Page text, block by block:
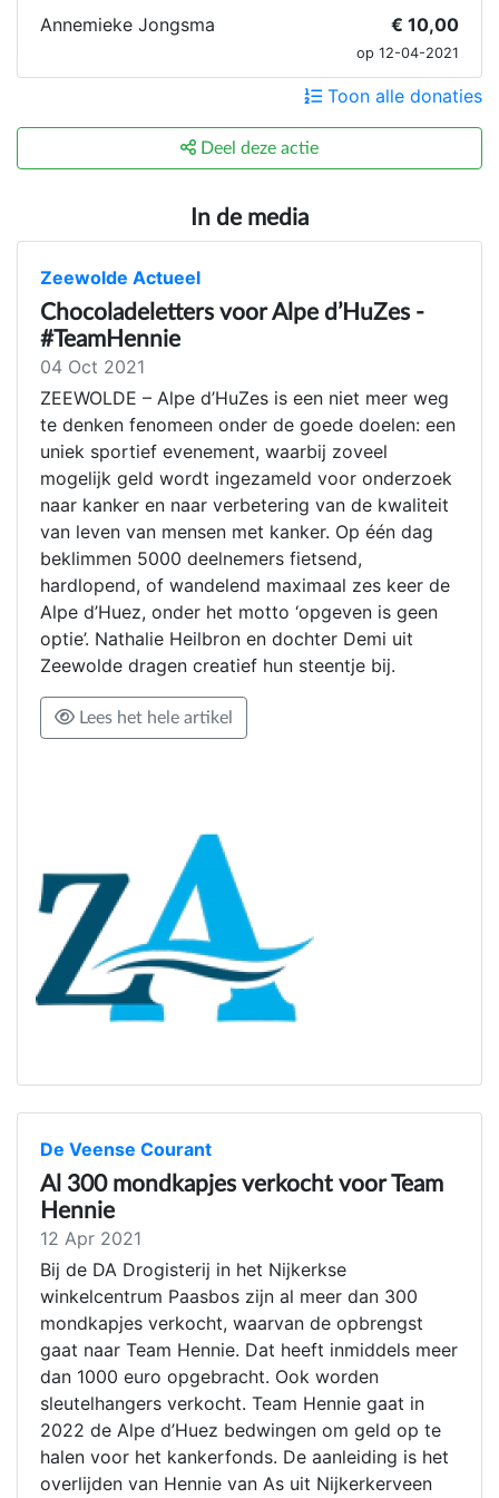
Annemieke Jongsma € 10,00
op 12-04-2021
Toon alle donaties
Deel deze actie
In de media
Zeewolde Actueel
Chocoladeletters voor Alpe d’HuZes -
#TeamHennie
04 Oct 2021
ZEEWOLDE – Alpe d’HuZes is een niet meer weg
te denken fenomeen onder de goede doelen: een
uniek sportief evenement, waarbij zoveel
mogelijk geld wordt ingezameld voor onderzoek
naar kanker en naar verbetering van de kwaliteit
van leven van mensen met kanker. Op één dag
beklimmen 5000 deelnemers fietsend,
hardlopend, of wandelend maximaal zes keer de
Alpe d’Huez, onder het motto ‘opgeven is geen
optie’. Nathalie Heilbron en dochter Demi uit
Zeewolde dragen creatief hun steentje bij.
Lees het hele artikel
De Veense Courant
Al 300 mondkapjes verkocht voor Team
Hennie
12 Apr 2021
Bij de DA Drogisterij in het Nijkerkse
winkelcentrum Paasbos zijn al meer dan 300
mondkapjes verkocht, waarvan de opbrengst
gaat naar Team Hennie. Dat heeft inmiddels meer
dan 1000 euro opgebracht. Ook worden
sleutelhangers verkocht. Team Hennie gaat in
2022 de Alpe d’Huez bedwingen om geld op te
halen voor het kankerfonds. De aanleiding is het
overlijden van Hennie van As uit Nijkerkerveen